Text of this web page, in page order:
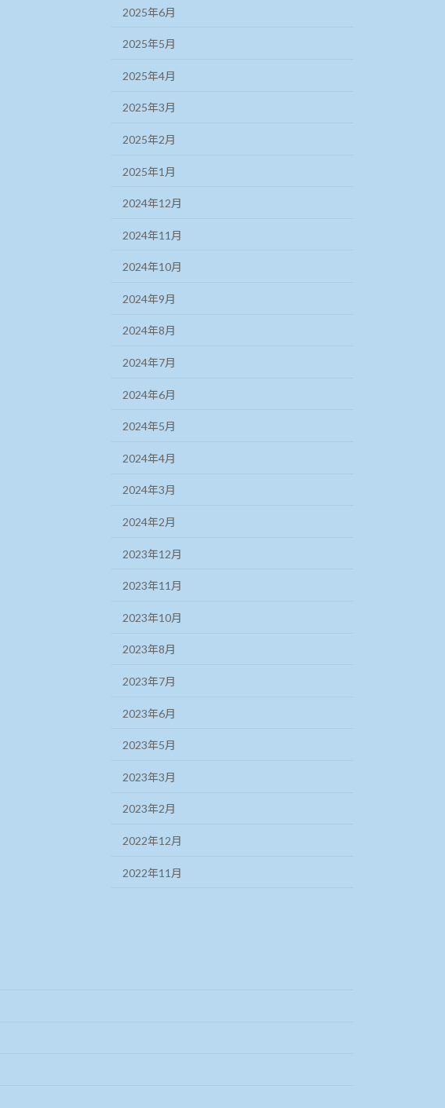
2025年6月
2025年5月
2025年4月
2025年3月
2025年2月
2025年1月
2024年12月
2024年11月
2024年10月
2024年9月
2024年8月
2024年7月
2024年6月
2024年5月
2024年4月
2024年3月
2024年2月
2023年12月
2023年11月
2023年10月
2023年8月
2023年7月
2023年6月
2023年5月
2023年3月
2023年2月
2022年12月
2022年11月